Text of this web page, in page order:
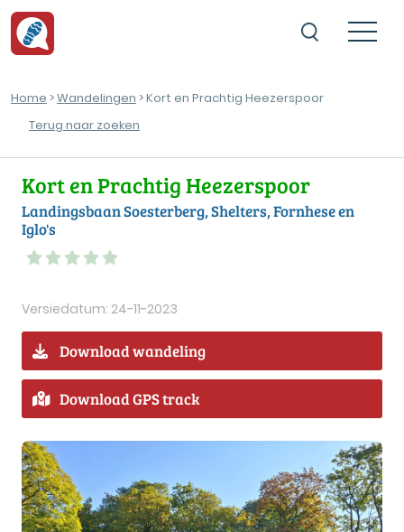
Home >Wandelingen > Kort en Prachtig Heezerspoor
Terug naar zoeken
Kort en Prachtig Heezerspoor
Landingsbaan Soesterberg, Shelters, Fornhese en
Iglo's
Versiedatum: 24-11-2023
Download wandeling
Download GPS track